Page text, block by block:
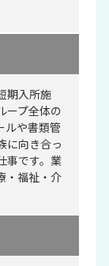
期入所施
ープ全体の
ルや書類管
に向き合っ
事です。業
・福祉・介